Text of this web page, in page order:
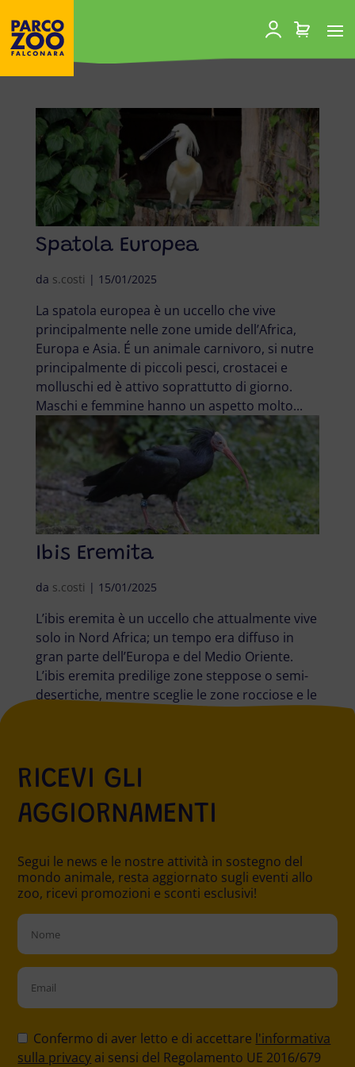
Spatola Europea
da s.costi | 15/01/2025
La spatola europea è un uccello che vive
principalmente nelle zone umide dell’Africa,
Europa e Asia. É un animale carnivoro, si nutre
principalmente di piccoli pesci, crostacei e
molluschi ed è attivo soprattutto di giorno.
Maschi e femmine hanno un aspetto molto...
Ibis Eremita
da s.costi | 15/01/2025
L’ibis eremita è un uccello che attualmente vive
solo in Nord Africa; un tempo era diffuso in
gran parte dell’Europa e del Medio Oriente.
L’ibis eremita predilige zone steppose o semi-
desertiche, mentre sceglie le zone rocciose e le
RICEVI GLI
AGGIORNAMENTI
Segui le news e le nostre attività in sostegno del
mondo animale, resta aggiornato sugli eventi allo
zoo, ricevi promozioni e sconti esclusivi!
leave
this
Confermo di aver letto e di accettare l'informativa
sulla privacy ai sensi del Regolamento UE 2016/679